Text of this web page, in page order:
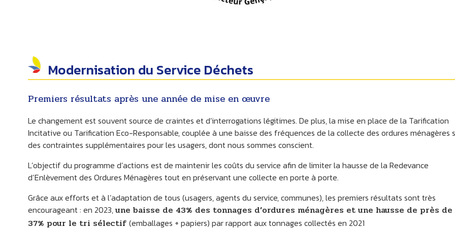
Modernisation du Service Déchets
Premiers résultats après une année de mise en œuvre
Le changement est souvent source de craintes et d’interrogations légitimes. De plus, la mise en place de la Tarification
Incitative ou Tarification Eco-Responsable, couplée à une baisse des fréquences de la collecte des ordures ménagères
des contraintes supplémentaires pour les usagers, dont nous sommes conscient.
L’objectif du programme d’actions est de maintenir les coûts du service afin de limiter la hausse de la Redevance
d’Enlèvement des Ordures Ménagères tout en préservant une collecte en porte à porte.
Grâce aux efforts et à l’adaptation de tous (usagers, agents du service, communes), les premiers résultats sont très
encourageant : en 2023,une baisse de 43% des tonnages d’ordures ménagères et une hausse de près de
37% pour le tri sélectif (emballages + papiers) par rapport aux tonnages collectés en 2021